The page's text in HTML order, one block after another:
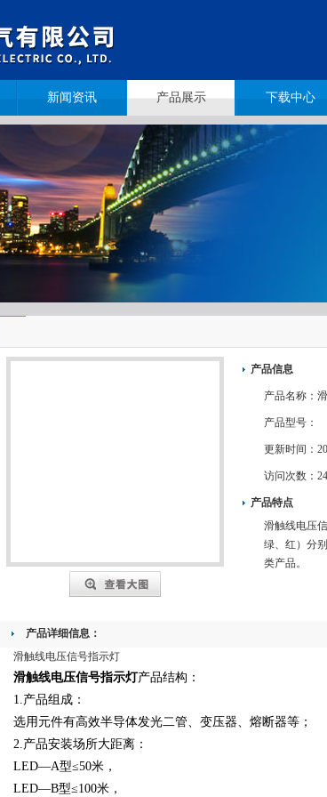
新闻资讯 产品展示 下载中心
产品信息
产品名称：
产品型号：
更新时间：
访问次数：
产品特点
滑触线电压
绿、红）分
类产品。
产品详细信息：
滑触线电压信号指示灯
滑触线电压信号指示灯产品结构：
1.产品组成：
选用元件有高效半导体发光二管、变压器、熔断器等；
2.产品安装场所大距离：
LED—A型≤50米，
LED—B型≤100米，